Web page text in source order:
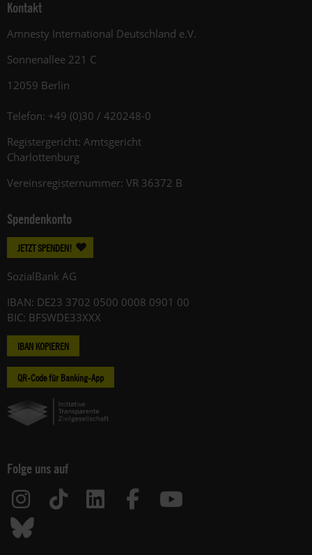
Kontakt
Amnesty International Deutschland e.V.
Sonnenallee 221 C
12059 Berlin
Telefon: +49 (0)30 / 420248-0
Registergericht: Amtsgericht
Charlottenburg
Vereinsregisternummer: VR 36372 B
Spendenkonto
JETZT SPENDEN!
SozialBank AG
IBAN: DE23 3702 0500 0008 0901 00
BIC: BFSWDE33XXX
IBAN KOPIEREN
QR-Code für Banking-App
Folge uns auf